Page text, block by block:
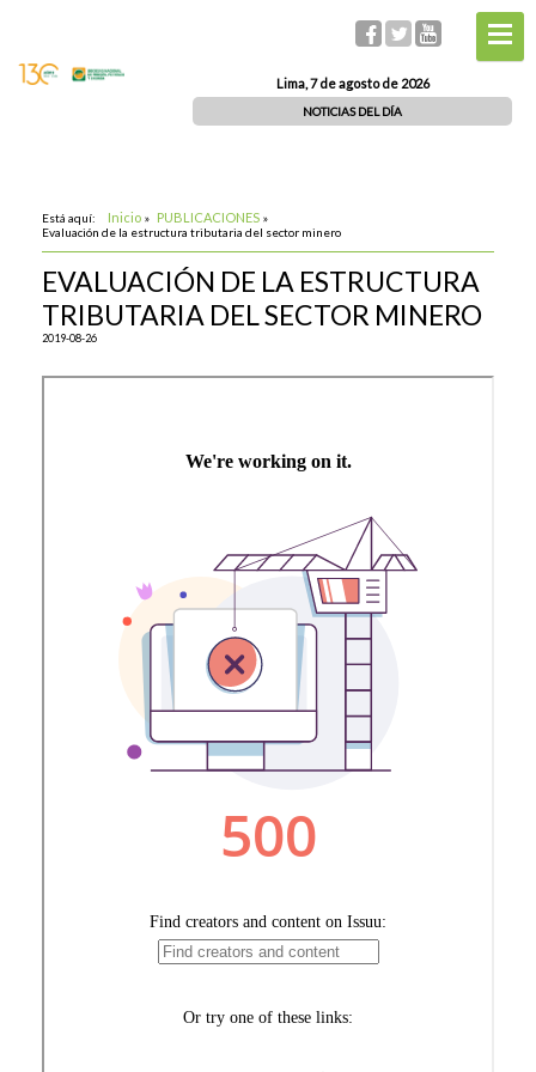
Lima, 7 de agosto de 2026
NOTICIAS DEL DÍA
Está aquí: Inicio » PUBLICACIONES »
Evaluación de la estructura tributaria del sector minero
EVALUACIÓN DE LA ESTRUCTURA
TRIBUTARIA DEL SECTOR MINERO
2019-08-26